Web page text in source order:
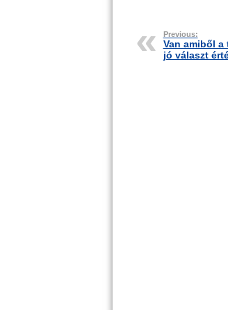
Previous:
Van amiből
jó választ